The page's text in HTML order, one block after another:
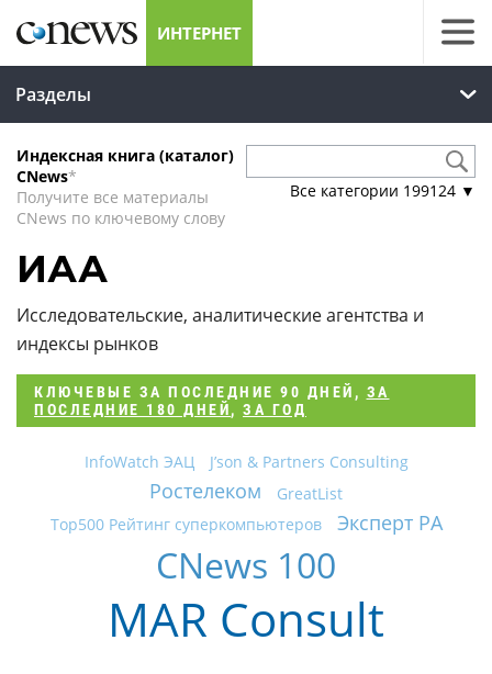
ИНТЕРНЕТ
Разделы
Индексная книга (каталог)
CNews*
Получите все материалы
CNews по ключевому слову
Все категории 199124 ▼
ИАА
Исследовательские, аналитические агентства и
индексы рынков
КЛЮЧЕВЫЕ ЗА ПОСЛЕДНИЕ 90 ДНЕЙ , ЗА
ПОСЛЕДНИЕ 180 ДНЕЙ, ЗА ГОД
InfoWatch ЭАЦ J’son & Partners Consulting
Ростелеком
GreatList
Top500 Рейтинг суперкомпьютеров
Эксперт РА
CNews 100
MAR Consult